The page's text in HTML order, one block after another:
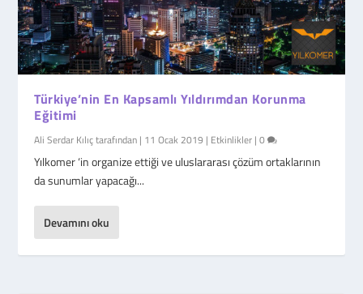
Türkiye’nin En Kapsamlı Yıldırımdan Korunma
Eğitimi
Ali Serdar Kılıçtarafından | 11 Ocak 2019 | Etkinlikler |0
Yılkomer ‘in organize ettiği ve uluslararası çözüm ortaklarının
da sunumlar yapacağı...
Devamını oku